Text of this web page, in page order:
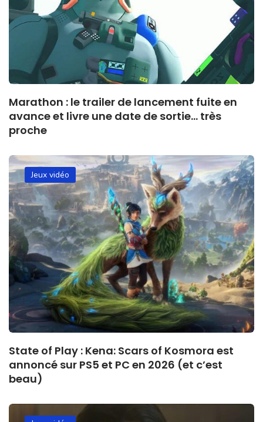
Marathon : le trailer de lancement fuite en
avance et livre une date de sortie… très
proche
Jeux vidéo
State of Play : Kena: Scars of Kosmora est
annoncé sur PS5 et PC en 2026 (et c’est
beau)